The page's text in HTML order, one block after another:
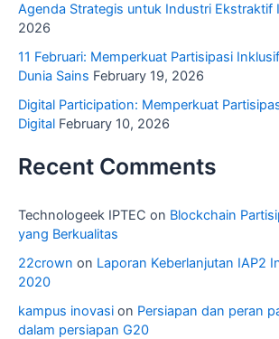
Agenda Strategis untuk Industri Ekstraktif
2026
11 Februari: Memperkuat Partisipasi
Dunia Sains February 19, 2026
Digital Participation: Memperkuat
Digital February 10, 2026
Recent Comments
Technologeek IPTEC on Blockchain
yang Berkualitas
22crown on Laporan Keberlanjutan IAP2
2020
kampus inovasi on Persiapan dan peran
dalam persiapan G20